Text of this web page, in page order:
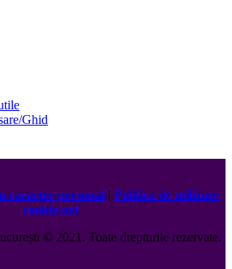
Ghid
caracter personal | Politica de utilizare
cookie-uri
©️2021. Toate drepturile rezervate.